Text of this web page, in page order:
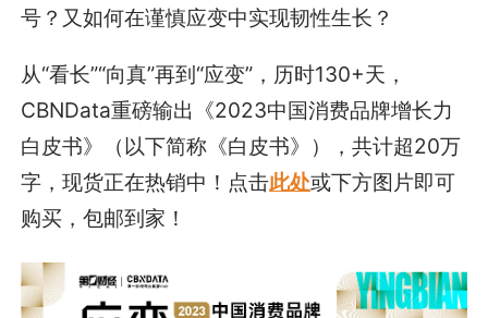
号？又如何在谨慎应变中实现韧性生长？
从“看长”“向真”再到“应变”，历时130+天，
CBNData重磅输出《2023中国消费品牌增长力
白皮书》（以下简称《白皮书》），共计超20万
字，现货正在热销中！点击此处或下方图片即可
购买，包邮到家！